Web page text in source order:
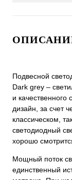
Подвесной
Dark grey –
и качественного
дизайн, за счет
классическом,
светодиодный
хорошо
Мощный поток
единственный